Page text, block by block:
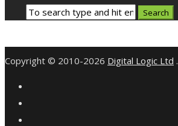
Copyright © 2010-2026 Digital Logic Ltd